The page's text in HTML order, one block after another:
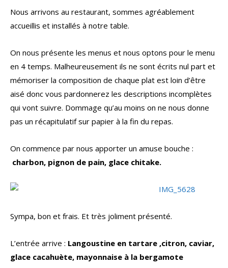
Nous arrivons au restaurant, sommes agréablement
accueillis et installés à notre table.
On nous présente les menus et nous optons pour le menu
en 4 temps. Malheureusement ils ne sont écrits nul part et
mémoriser la composition de chaque plat est loin d’être
aisé donc vous pardonnerez les descriptions incomplètes
qui vont suivre. Dommage qu’au moins on ne nous donne
pas un récapitulatif sur papier à la fin du repas.
On commence par nous apporter un amuse bouche :
charbon, pignon de pain, glace chitake.
Sympa, bon et frais. Et très joliment présenté.
L’entrée arrive : Langoustine en tartare ,citron, caviar,
glace cacahuète, mayonnaise à la bergamote